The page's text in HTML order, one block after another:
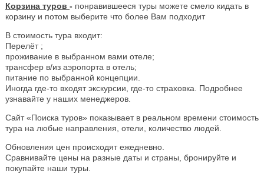
Корзина туров - понравившееся туры можете смело кидать в
корзину и потом выберите что более Вам подходит
В стоимость тура входит:
Перелёт ;
проживание в выбранном вами отеле;
трансфер в/из аэропорта в отель;
питание по выбранной концепции.
Иногда где-то входят экскурсии, где-то страховка. Подробнее
узнавайте у наших менеджеров.
Сайт «Поиска туров» показывает в реальном времени стоимость
тура на любые направления, отели, количество людей.
Обновления цен происходят ежедневно.
Сравнивайте цены на разные даты и страны, бронируйте и
покупайте наши туры.